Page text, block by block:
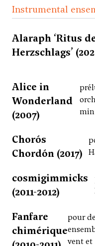
Instrumental
Alaraph ‘Ritus
Herzschlags’
Alice in
Wonderland
(2007)
min
Chorós
Chordón (2017)
cosmigimmicks
(2011-2012)
Fanfare
chimérique
pour
vent et